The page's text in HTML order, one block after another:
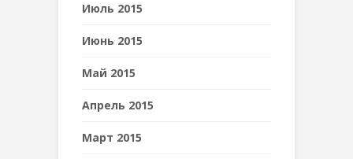
Июль 2015
Июнь 2015
Май 2015
Апрель 2015
Март 2015